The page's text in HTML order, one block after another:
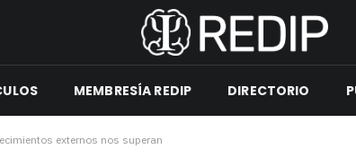
MEMBRESÍA REDIP DIRECTORIO
externos nos superan